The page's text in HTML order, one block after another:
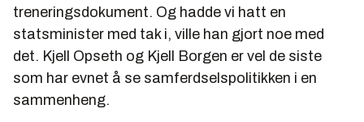
treneringsdokument. Og hadde vi hatt en
statsminister med tak i, ville han gjort noe med
det. Kjell Opseth og Kjell Borgen er vel de siste
som har evnet å se samferdselspolitikken i en
sammenheng.